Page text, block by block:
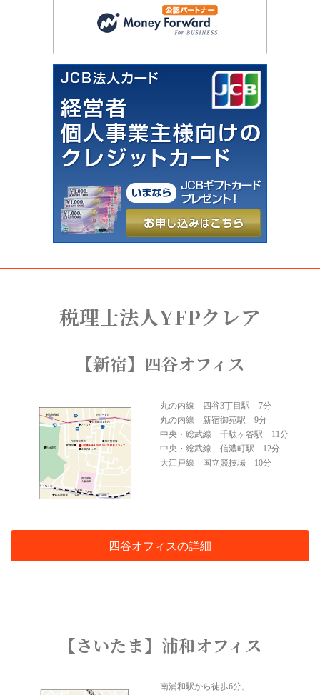
税理士法人YFPクレア
【新宿】四谷オフィス
丸の内線 四谷3丁目駅 7分
丸の内線 新宿御苑駅 9分
中央・総武線 千駄ヶ谷駅 11分
中央・総武線 信濃町駅 12分
大江戸線 国立競技場 10分
四谷オフィスの詳細
【さいたま】浦和オフィス
南浦和駅から徒歩6分。